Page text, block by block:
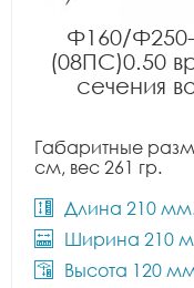
Ф160/
(08ПС)0.50
сечения
Габаритные
см, вес 261 гр.
Длина 210
Ширина 210
Высота 120